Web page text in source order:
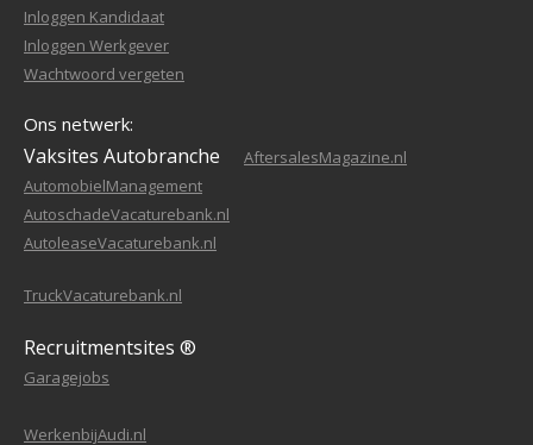
Inloggen Kandidaat
Inloggen Werkgever
Wachtwoord vergeten
Ons netwerk:
Vaksites Autobranche
AftersalesMagazine.nl
AutomobielManagement
AutoschadeVacaturebank.nl
AutoleaseVacaturebank.nl
TruckVacaturebank.nl
Recruitmentsites ®
Garagejobs
WerkenbijAudi.nl